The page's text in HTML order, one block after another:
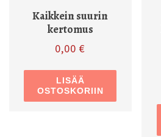
Kaikkein suurin
kertomus
0,00€
LISÄÄ
OSTOSKORIIN